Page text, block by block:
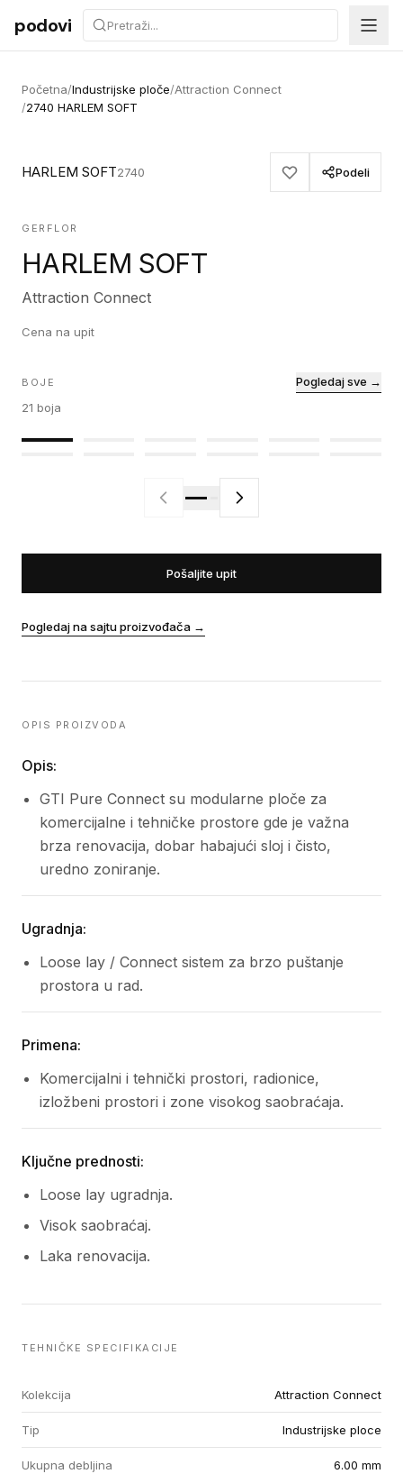
Preskoči na sadržaj
podovi
Početna/Industrijske ploče/Attraction Connect
/2740 HARLEM SOFT
HARLEM SOFT2740 Podeli
GERFLOR
HARLEM SOFT
Attraction Connect
Cena na upit
BOJE
21 boja
Pogledaj sve →
Pošaljite upit
Pogledaj na sajtu proizvođača →
OPIS PROIZVODA
Opis:
GTI Pure Connect su modularne ploče za
komercijalne i tehničke prostore gde je važna
brza renovacija, dobar habajući sloj i čisto,
uredno zoniranje.
Ugradnja:
Loose lay / Connect sistem za brzo puštanje
prostora u rad.
Primena:
Komercijalni i tehnički prostori, radionice,
izložbeni prostori i zone visokog saobraćaja.
Ključne prednosti:
Loose lay ugradnja.
Visok saobraćaj.
Laka renovacija.
TEHNIČKE SPECIFIKACIJE
Kolekcija Attraction Connect
Tip Industrijske ploce
Ukupna debljina 6.00 mm